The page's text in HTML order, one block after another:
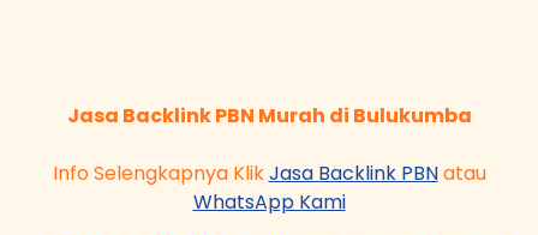
Jasa Backlink PBN Murah di Bulukumba
Info Selengkapnya KlikJasa Backlink PBNatau
WhatsApp Kami